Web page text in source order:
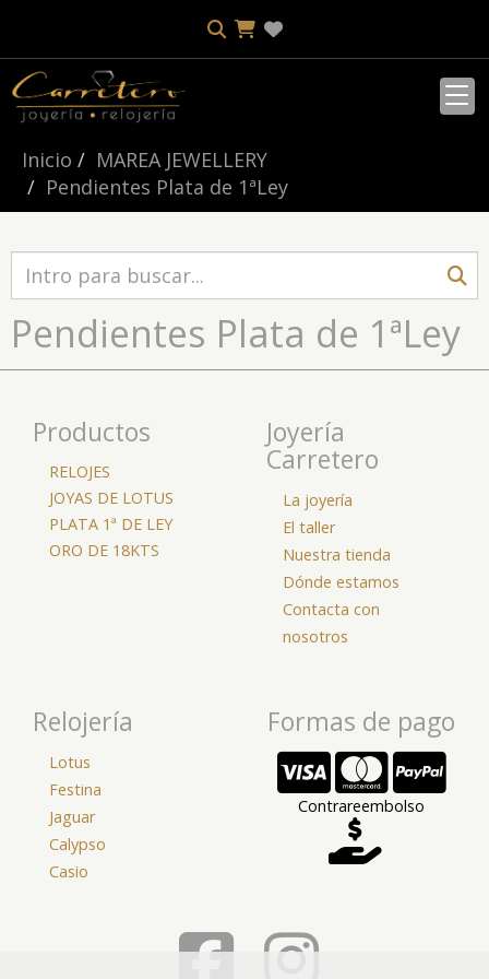
Inicio
MAREA JEWELLERY
Pendientes Plata de 1ªLey
Pendientes Plata de 1ªLey
Productos
RELOJES
JOYAS DE LOTUS
PLATA 1ª DE LEY
ORO DE 18KTS
Joyería
Carretero
La joyería
El taller
Nuestra tienda
Dónde estamos
Contacta con
nosotros
Relojería
Lotus
Festina
Jaguar
Calypso
Casio
Formas de pago
Contrareembolso